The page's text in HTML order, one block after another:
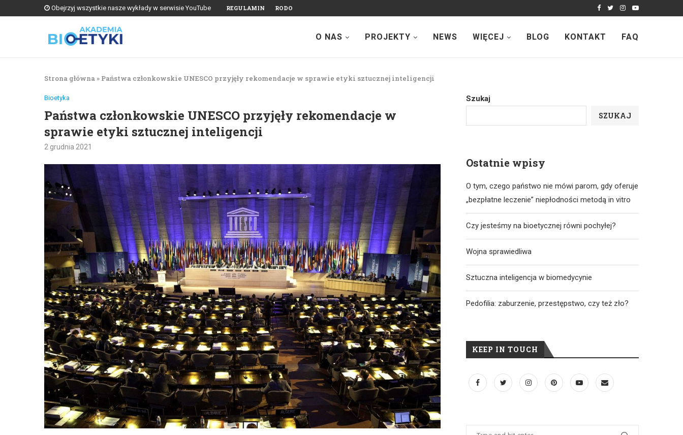
Obejrzyj wszystkie nasze wykłady w serwisie YouTube REGULAMIN RODO
O NAS PROJEKTY NEWS WIĘCEJ BLOG KONTAKT FAQ
Strona główna » Państwa członkowskie UNESCO przyjęły rekomendacje w sprawie etyki sztucznej inteligencji
Bioetyka
Państwa członkowskie UNESCO przyjęły rekomendacje w
sprawie etyki sztucznej inteligencji
2 grudnia 2021
Szukaj
SZUKAJ
Ostatnie wpisy
O tym, czego państwo nie mówi parom, gdy oferuje
„bezpłatne leczenie” niepłodności metodą in vitro
Czy jesteśmy na bioetycznej równi pochyłej?
Wojna sprawiedliwa
Sztuczna inteligencja w biomedycynie
Pedofilia: zaburzenie, przestępstwo, czy też zło?
KEEP IN TOUCH